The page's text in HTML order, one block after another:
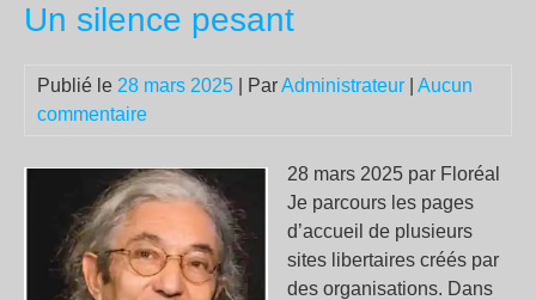
Un silence pesant
Publié le 28 mars 2025 | ParAdministrateur
Aucun
commentaire
28 mars 2025 par Floréal
Je parcours les pages
d’accueil de plusieurs
sites libertaires créés par
des organisations. Dans